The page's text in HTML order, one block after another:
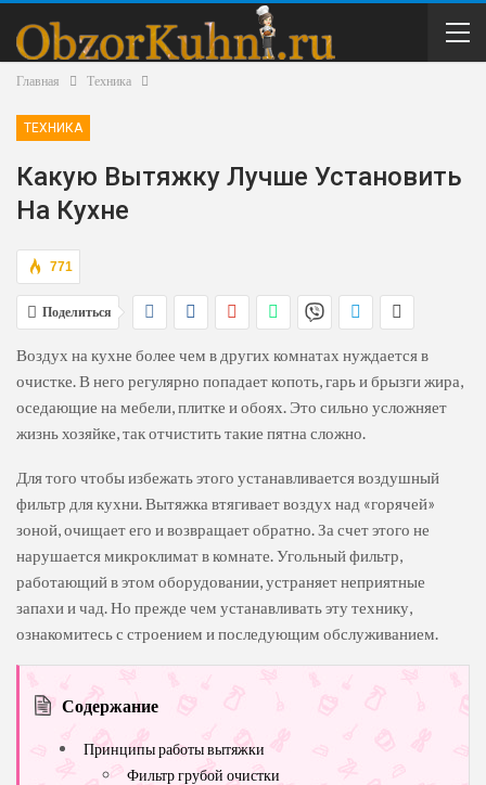
Главная Техника
ТЕХНИКА
Какую Вытяжку Лучше Установить
На Кухне
771
Поделиться
Воздух на кухне более чем в других комнатах нуждается в
очистке. В него регулярно попадает копоть, гарь и брызги жира,
оседающие на мебели, плитке и обоях. Это сильно усложняет
жизнь хозяйке, так отчистить такие пятна сложно.
Для того чтобы избежать этого устанавливается воздушный
фильтр для кухни. Вытяжка втягивает воздух над «горячей»
зоной, очищает его и возвращает обратно. За счет этого не
нарушается микроклимат в комнате. Угольный фильтр,
работающий в этом оборудовании, устраняет неприятные
запахи и чад. Но прежде чем устанавливать эту технику,
ознакомитесь с строением и последующим обслуживанием.
Содержание
Принципы работы вытяжки
Фильтр грубой очистки